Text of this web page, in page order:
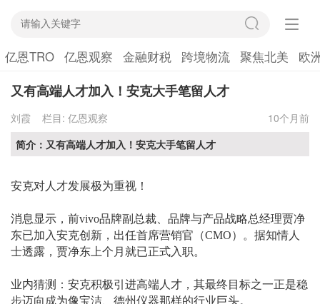
亿恩TRO 亿恩观察 金融财税 跨境物流 聚焦北美 欧
又有高端人才加入！安克大手笔留人才
刘霞 栏目: 亿恩观察
10个月前
简介：又有高端人才加入！安克大手笔留人才
安克对人才发展极为重视！
消息显示，前vivo品牌副总裁、品牌与产品战略总经理贾净
东已加入安克创新，出任首席营销官（CMO）。据知情人
士透露，贾净东上个月就已正式入职。
业内猜测：安克积极引进高端人才，其最终目标之一正是稳
步迈向成为像宝洁、德州仪器那样的行业巨头。